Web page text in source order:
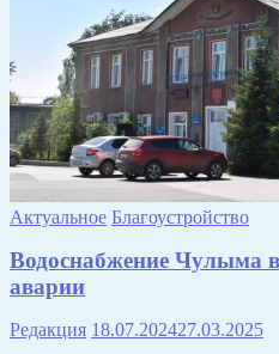
Актуальное Благоустройство
Водоснабжение Чулыма
аварии
Редакция 18.07.202427.03.2025